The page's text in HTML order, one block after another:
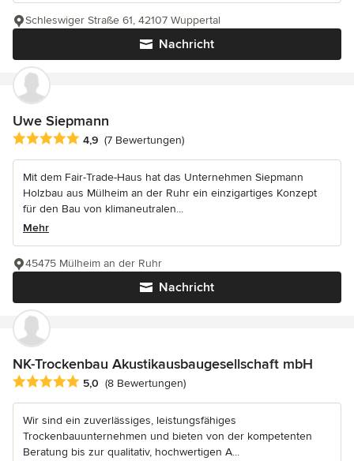
Nachricht
Schleswiger Straße 61, 42107 Wuppertal
Uwe Siepmann
Durchschnittliche Bewertung: 4.9 von 5 Sternen
4,9 (7 Bewertungen)
Mit dem Fair-Trade-Haus hat das Unternehmen Siepmann
Holzbau aus Mülheim an der Ruhr ein einzigartiges Konzept
für den Bau von klimaneutralen...
Mehr
Nachricht
45475 Mülheim an der Ruhr
NK-Trockenbau Akustikausbaugesellschaft mbH
Durchschnittliche Bewertung: 5 von 5 Sternen
5,0 (8 Bewertungen)
Wir sind ein zuverlässiges, leistungsfähiges
Trockenbauunternehmen und bieten von der kompetenten
Beratung bis zur qualitativ, hochwertigen A...